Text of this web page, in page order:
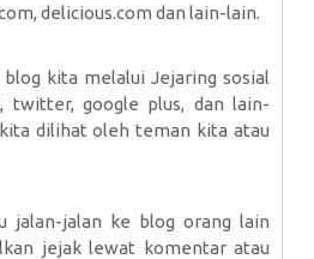
delicious.com dan lain-lain.
kita melalui Jejaring sosial
twitter, google plus, dan lain-
dilihat oleh teman kita atau
jalan-jalan ke blog orang lain
jejak lewat komentar atau